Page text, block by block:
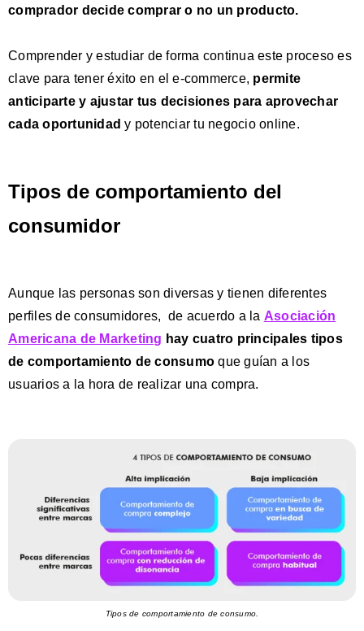
comprador decide comprar o no un producto.
Comprender y estudiar de forma continua este proceso es
clave para tener éxito en el e-commerce, permite
anticiparte y ajustar tus decisiones para aprovechar
cada oportunidad y potenciar tu negocio online.
Tipos de comportamiento del
consumidor
Aunque las personas son diversas y tienen diferentes
perfiles de consumidores, de acuerdo a la Asociación
Americana de Marketing hay cuatro principales tipos
de comportamiento de consumo que guían a los
usuarios a la hora de realizar una compra.
Tipos de comportamiento de consumo.